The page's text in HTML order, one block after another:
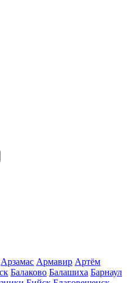
Арзамас Армавир Артём
Балаково Балашиха Барнаул